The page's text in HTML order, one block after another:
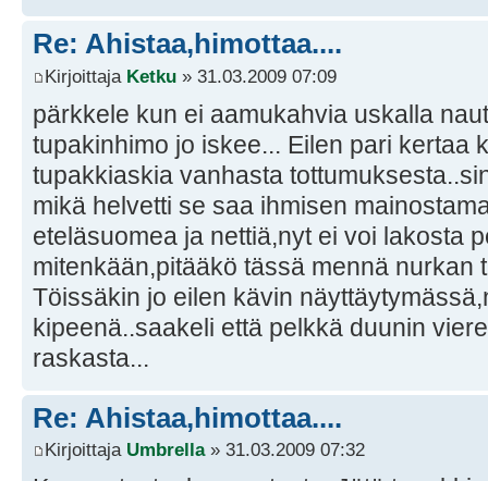
Re: Ahistaa,himottaa....
Kirjoittaja Ketku » 31.03.2009 07:09
pärkkele kun ei aamukahvia uskalla
tupakinhimo jo iskee... Eilen pari kertaa
tupakkiaskia vanhasta
mikä helvetti se saa ihmisen
eteläsuomea ja nettiä,nyt ei voi lakosta
mitenkään,pitääkö tässä mennä nurkan
Töissäkin jo eilen kävin
kipeenä..saakeli että pelkkä duunin
raskasta...
Re: Ahistaa,himottaa....
Kirjoittaja Umbrella» 31.03.2009 07:32